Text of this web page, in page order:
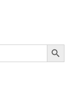
Search Button